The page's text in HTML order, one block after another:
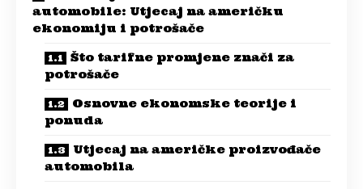
automobile: Utjecaj na američku
ekonomiju i potrošače
Što tarifne promjene znači za
potrošače
Osnovne ekonomske teorije i
ponuda
Utjecaj na američke proizvođače
automobila